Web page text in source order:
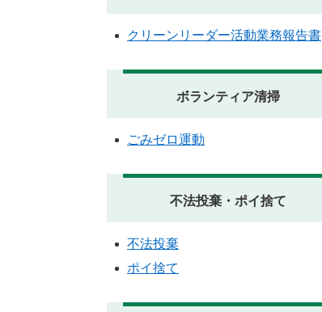
クリーンリーダー活動業務報告書
ボランティア清掃
ごみゼロ運動
不法投棄・ポイ捨て
不法投棄
ポイ捨て